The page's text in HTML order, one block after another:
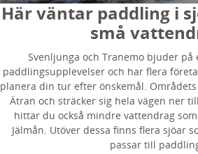
Här väntar paddling i
små
Svenljunga och Tranemo bjuder på
paddlingsupplevelser och har flera
planera din tur efter önskemål.
Ätran och sträcker sig hela vägen ner
hittar du också mindre vattendrag
Jälmån. Utöver dessa finns flera sjöar
passar till